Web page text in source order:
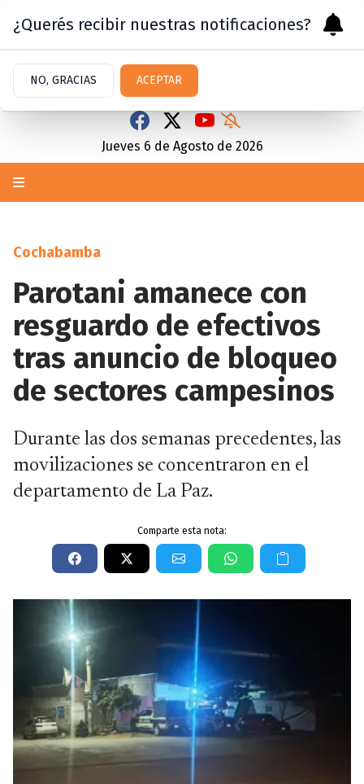
Jueves 6 de Agosto de 2026
Cochabamba
Parotani amanece con
resguardo de efectivos
tras anuncio de bloqueo
de sectores campesinos
Durante las dos semanas precedentes, las
movilizaciones se concentraron en el
departamento de La Paz.
Comparte esta nota:
¿Querés recibir nuestras notificaciones?
NO, GRACIAS ACEPTAR